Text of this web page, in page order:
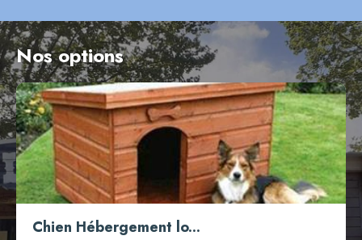
Nos options
Chien Hébergement lo...